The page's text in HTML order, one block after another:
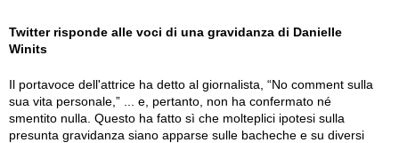
Twitter risponde alle voci di una gravidanza di Danielle
Winits
Il portavoce dell'attrice ha detto al giornalista, “No comment sulla
sua vita personale,” ... e, pertanto, non ha confermato né
smentito nulla. Questo ha fatto sì che molteplici ipotesi sulla
presunta gravidanza siano apparse sulle bacheche e su diversi